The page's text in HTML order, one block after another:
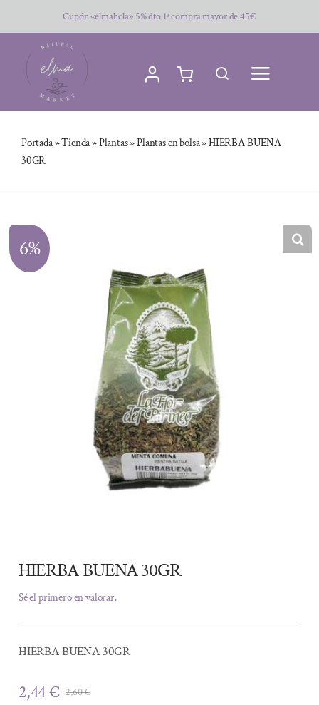
al
contenido
Cupón «elmahola» 5% dto 1ª compra mayor de 45€
Portada»Tienda»Plantas»Plantas en bolsa»HIERBA BUENA
30GR
6%
HIERBA BUENA 30GR
Sé el primero en valorar.
HIERBA BUENA 30GR
2,60€
2,44€